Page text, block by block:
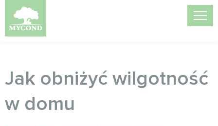
Jak obniżyć wilgotność
w domu